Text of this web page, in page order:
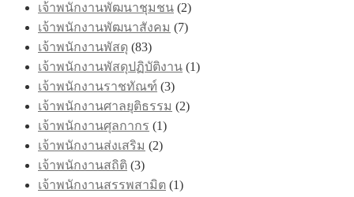
เจ้าพนักงานพัฒนาชุมชน (2)
เจ้าพนักงานพัฒนาสังคม (7)
เจ้าพนักงานพัสดุ (83)
เจ้าพนักงานพัสดุปฏิบัติงาน (1)
เจ้าพนักงานราชทัณฑ์ (3)
เจ้าพนักงานศาลยุติธรรม (2)
เจ้าพนักงานศุลกากร (1)
เจ้าพนักงานส่งเสริม (2)
เจ้าพนักงานสถิติ (3)
เจ้าพนักงานสรรพสามิต (1)